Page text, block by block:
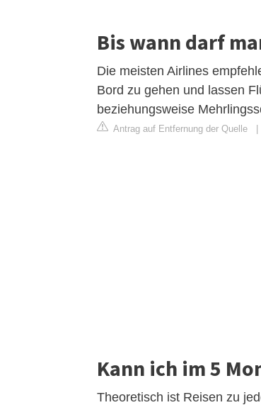
Bis wann darf
Die meisten Airlines
Bord zu gehen und lassen
beziehungsweise
Antrag auf Entfernung der Quelle
Kann ich im 5
Theoretisch ist Reisen zu